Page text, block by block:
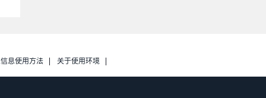
息使用方法 关于使用环境